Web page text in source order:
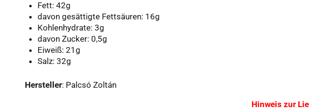
Fett: 42g
davon gesättigte Fettsäuren: 16g
Kohlenhydrate: 3g
davon Zucker: 0,5g
Eiweiß: 21g
Salz: 32g
Hersteller: Palcsó Zoltán
Hinweis zur